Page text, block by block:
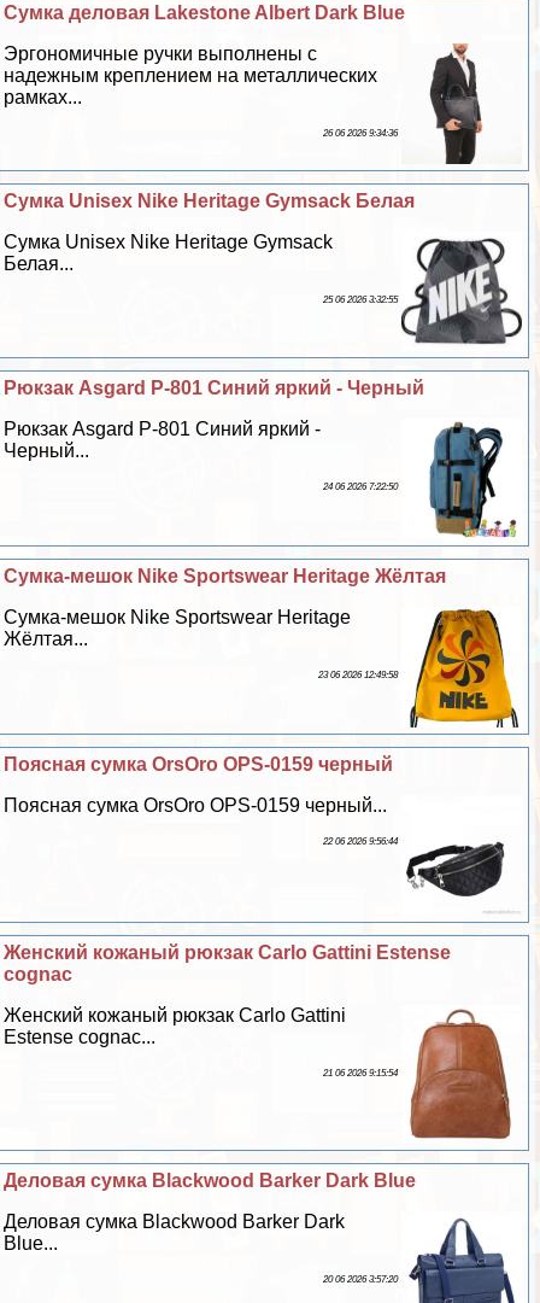
Cумка деловая Lakestone Albert Dark Blue
Эргономичные ручки выполнены с
надежным креплением на металлических
рамках...
26 06 2026 9:34:36
Сумка Unisех Nike Heritage Gymsack Белая
Сумка Unisех Nike Heritage Gymsack
Белая...
25 06 2026 3:32:55
Рюкзак Asgard Р-801 Синий яркий - Черный
Рюкзак Asgard Р-801 Синий яркий -
Черный...
24 06 2026 7:22:50
Сумка-мешок Nike Sportswear Heritage Жёлтая
Сумка-мешок Nike Sportswear Heritage
Жёлтая...
23 06 2026 12:49:58
Поясная сумка OrsOro OPS-0159 черный
Поясная сумка OrsOro OPS-0159 черный...
22 06 2026 9:56:44
Женский кожаный рюкзак Carlo Gattini Estense
cognac
Женский кожаный рюкзак Carlo Gattini
Estense cognac...
21 06 2026 9:15:54
Деловая сумка Blackwood Barker Dark Blue
Деловая сумка Blackwood Barker Dark
Blue...
20 06 2026 3:57:20